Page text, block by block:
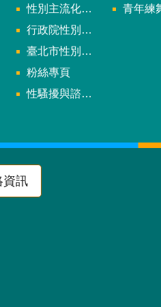
性別主流化年度成果報告
行政院性別平等會
臺北市性別平等辦公室
粉絲專頁
性騷擾與諮詢專區
青年練舞據
資訊